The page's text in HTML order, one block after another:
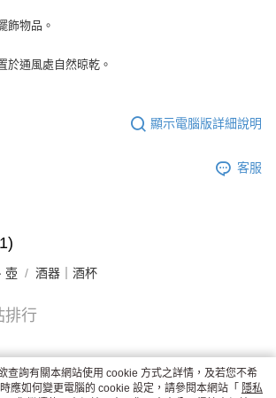
飾物品。
於通風處自然晾乾。
顯示電腦版詳細說明
客服
壺 酒器｜酒杯
排行
查詢有關本網站使用 cookie 方式之詳情，及若您不希
應如何變更電腦的 cookie 設定，請參閱本網站「 隱私